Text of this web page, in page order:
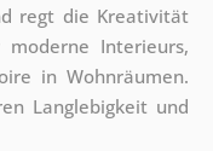
regt die Kreativität
Interieurs,
in Wohnräumen.
Langlebigkeit und